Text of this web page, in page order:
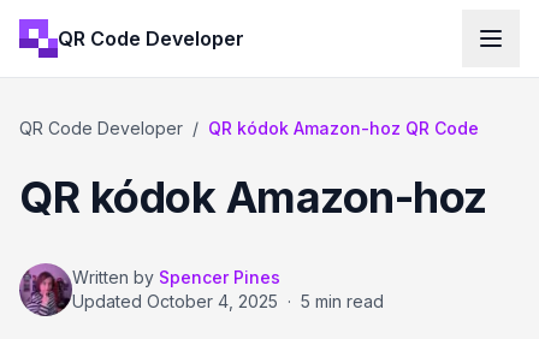
QR Code Developer
QR Code Developer / QR kódok Amazon-hoz QR Code
QR kódok Amazon-hoz
Written by Spencer Pines
Updated October 4, 2025 · 5 min read